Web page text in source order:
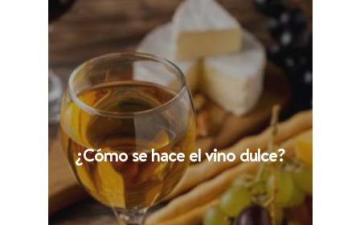
¿Cómo se hace el vino dulce?